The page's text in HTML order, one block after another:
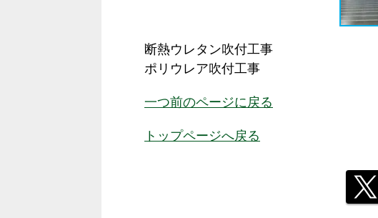
断熱ウレタン吹付工事
ポリウレア吹付工事
一つ前のページに戻る
トップページへ戻る